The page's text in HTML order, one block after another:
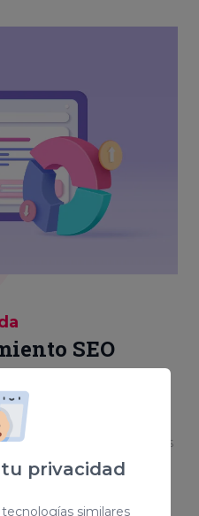
privacidad
similares
SEO
de Google es
notoriedad a tu
optimizada y